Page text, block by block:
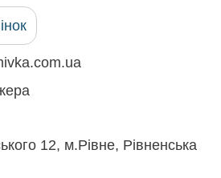
12, м.Рівне, Рівненська